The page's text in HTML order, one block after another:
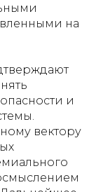
на
и
вектору